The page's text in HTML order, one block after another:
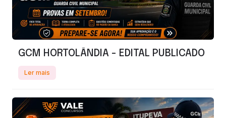
GCM HORTOLÂNDIA - EDITAL PUBLICADO
Ler mais